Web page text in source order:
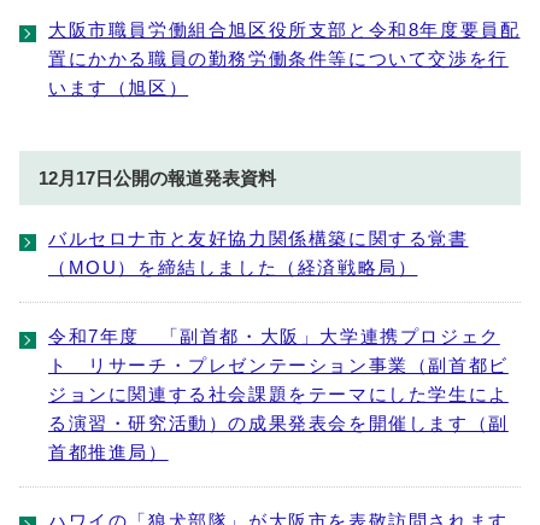
大阪市職員労働組合旭区役所支部と令和8年度要員配
置にかかる職員の勤務労働条件等について交渉を行
います（旭区）
12月17日公開の報道発表資料
バルセロナ市と友好協力関係構築に関する覚書
（MOU）を締結しました（経済戦略局）
令和7年度 「副首都・大阪」大学連携プロジェク
ト リサーチ・プレゼンテーション事業（副首都ビ
ジョンに関連する社会課題をテーマにした学生によ
る演習・研究活動）の成果発表会を開催します（副
首都推進局）